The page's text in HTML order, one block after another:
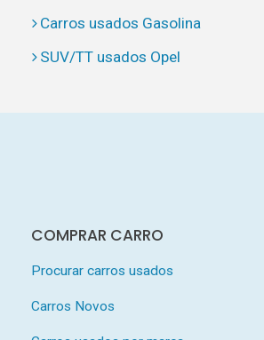
Carros usados Gasolina
SUV/TT usados Opel
COMPRAR CARRO
Procurar carros usados
Carros Novos